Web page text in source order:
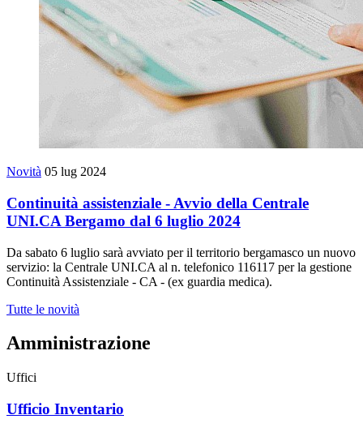
Novità 05 lug 2024
Continuità assistenziale - Avvio della Centrale
UNI.CA Bergamo dal 6 luglio 2024
Da sabato 6 luglio sarà avviato per il territorio bergamasco un nuovo
servizio: la Centrale UNI.CA al n. telefonico 116117 per la gestione
Continuità Assistenziale - CA - (ex guardia medica).
Tutte le novità
Amministrazione
Uffici
Ufficio Inventario